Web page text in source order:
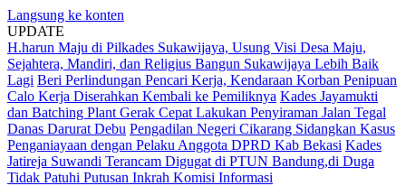
Langsung ke konten
UPDATE
H.harun Maju di Pilkades Sukawijaya, Usung Visi Desa Maju,
Sejahtera, Mandiri, dan Religius Bangun Sukawijaya Lebih Baik
Lagi Beri Perlindungan Pencari Kerja, Kendaraan Korban Penipuan
Calo Kerja Diserahkan Kembali ke Pemiliknya Kades Jayamukti
dan Batching Plant Gerak Cepat Lakukan Penyiraman Jalan Tegal
Danas Darurat Debu Pengadilan Negeri Cikarang Sidangkan Kasus
Penganiayaan dengan Pelaku Anggota DPRD Kab Bekasi Kades
Jatireja Suwandi Terancam Digugat di PTUN Bandung,di Duga
Tidak Patuhi Putusan Inkrah Komisi Informasi